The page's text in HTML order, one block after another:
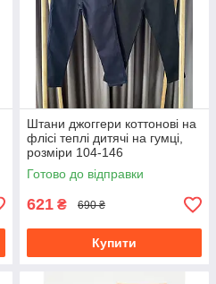
Штани джоггери коттонові на
флісі теплі дитячі на гумці,
розміри 104-146
Готово до відправки
621 ₴ 690 ₴
Купити